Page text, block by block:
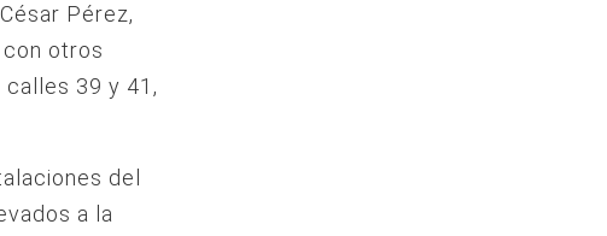
Pérez,
otros
39 y 41,
del
a la